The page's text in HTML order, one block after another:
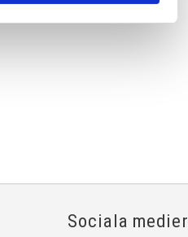
Sociala medier